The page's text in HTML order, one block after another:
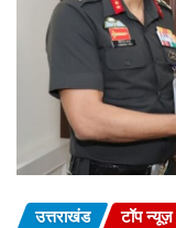
उत्तराखंड टॉप न्यूज़